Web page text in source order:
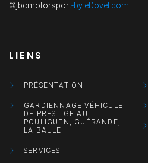
©jbcmotorsport-by eDovel.com
LIENS
PRÉSENTATION
GARDIENNAGE VÉHICULE
DE PRESTIGE AU
POULIGUEN, GUÉRANDE,
LA BAULE
SERVICES